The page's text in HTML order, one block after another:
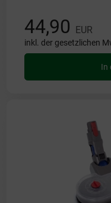
44,90 EUR
inkl. der gesetzlichen
In